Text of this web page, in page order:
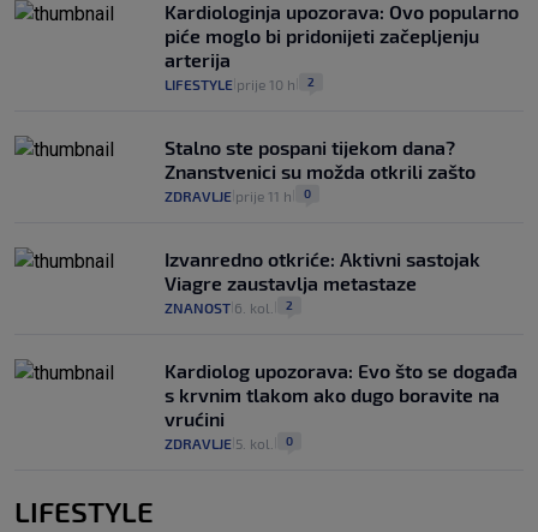
Kardiologinja upozorava: Ovo popularno
piće moglo bi pridonijeti začepljenju
arterija
LIFESTYLE prije 10 h 2
Stalno ste pospani tijekom dana?
Znanstvenici su možda otkrili zašto
ZDRAVLJE prije 11 h 0
Izvanredno otkriće: Aktivni sastojak
Viagre zaustavlja metastaze
ZNANOST 6. kol. 2
Kardiolog upozorava: Evo što se događa
s krvnim tlakom ako dugo boravite na
vrućini
ZDRAVLJE 5. kol. 0
LIFESTYLE